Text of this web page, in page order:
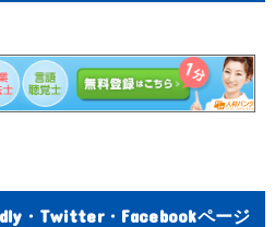
・Twitter・Facebookページ